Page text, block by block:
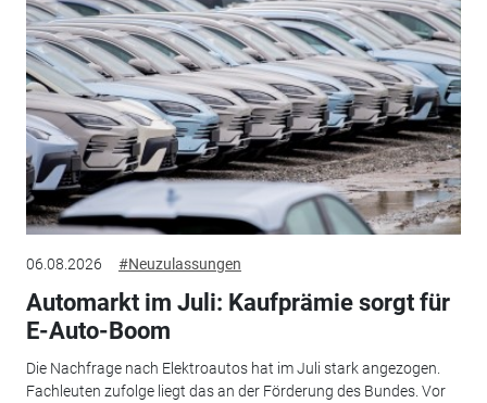
06.08.2026 #Neuzulassungen
Automarkt im Juli: Kaufprämie sorgt für
E-Auto-Boom
Die Nachfrage nach Elektroautos hat im Juli stark angezogen.
Fachleuten zufolge liegt das an der Förderung des Bundes. Vor